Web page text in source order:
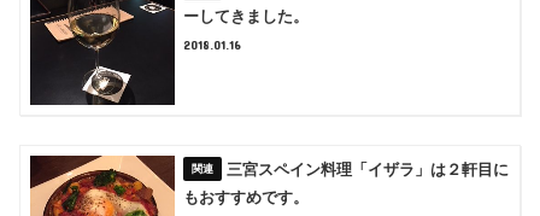
ーしてきました。
2018.01.16
三宮スペイン料理「イザラ」は２軒目に
もおすすめです。